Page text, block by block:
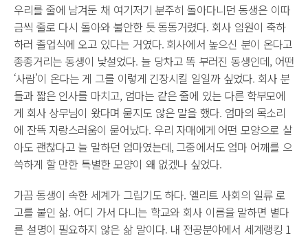
우리를 줄에 남겨둔 채 여기저기 분주히 돌아다니던 동생은 이따
금씩 줄로 다시 돌아와 불안한 듯 동동거렸다. 회사 임원이 축하
하러 졸업식에 오고 있다는 거였다. 회사에서 높으신 분이 온다고
종종거리는 동생이 낯설었다. 늘 당차고 똑 부러진 동생인데, 어떤
‘사람’이 온다는 게 그를 이렇게 긴장시킬 일일까 싶었다. 회사 분
들과 짧은 인사를 마치고, 엄마는 같은 줄에 있는 다른 학부모에
게 회사 상무님이 왔다며 묻지도 않은 말을 했다. 엄마의 목소리
에 잔뜩 자랑스러움이 묻어났다. 우리 자매에게 어떤 모양으로 살
아도 괜찮다고 늘 말하던 엄마였는데, 그중에서도 엄마 어깨를 으
쓱하게 할 만한 특별한 모양이 왜 없겠나 싶었다.
가끔 동생이 속한 세계가 그립기도 하다. 엘리트 사회의 일류 로
고를 붙인 삶. 어디 가서 다니는 학교와 회사 이름을 말하면 별다
른 설명이 필요하지 않은 삶 말이다. 내 전공분야에서 세계랭킹 1